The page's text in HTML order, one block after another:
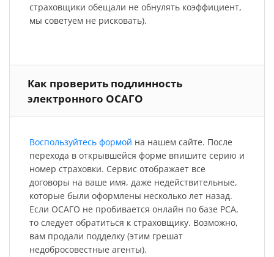
страховщики обещали не обнулять коэффициент,
мы советуем не рисковать).
Как проверить подлинность
электронного ОСАГО
Воспользуйтесь формой на нашем сайте. После
перехода в открывшейся форме впишите серию и
номер страховки. Сервис отображает все
договоры на ваше имя, даже недействительные,
которые были оформлены несколько лет назад.
Если ОСАГО не пробивается онлайн по базе РСА,
то следует обратиться к страховщику. Возможно,
вам продали подделку (этим грешат
недобросовестные агенты).